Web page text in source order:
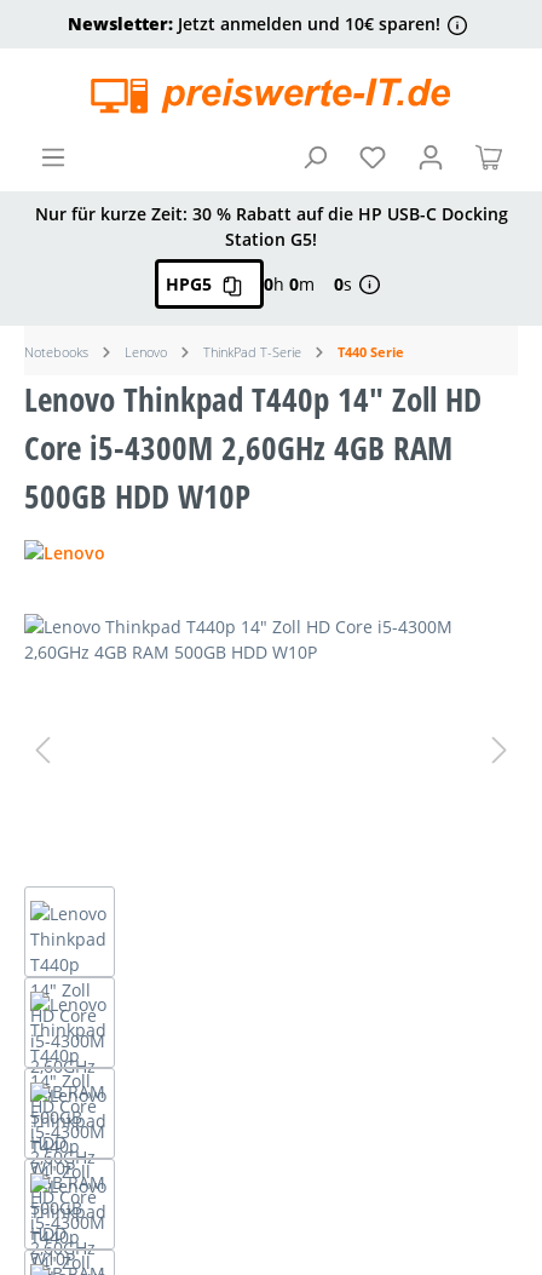
springen
Newsletter:Jetzt anmelden und 10€ sparen!
Nur für kurze Zeit: 30 % Rabatt auf die HP USB-C Docking
Station G5!
HPG5
0h 0m 0s
Notebooks Lenovo ThinkPad T-Serie T440 Serie
Lenovo Thinkpad T440p 14" Zoll HD
Core i5-4300M 2,60GHz 4GB RAM
500GB HDD W10P
Bildergalerie überspringen